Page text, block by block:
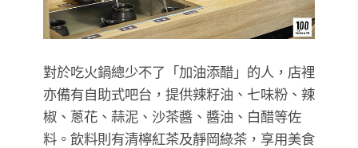
對於吃火鍋總少不了「加油添醋」的人，店裡
亦備有自助式吧台，提供辣籽油、七味粉、辣
椒、蔥花、蒜泥、沙茶醬、醬油、白醋等佐
料。飲料則有清檸紅茶及靜岡綠茶，享用美食